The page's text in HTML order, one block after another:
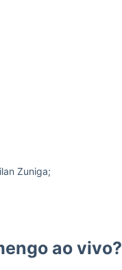
Zuniga;
ao vivo?